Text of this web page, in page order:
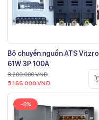
Bộ chuyển nguồn ATS Vitzro
61W 3P 100A
8.200.000VNĐ
5.166.000 VNĐ
-8%